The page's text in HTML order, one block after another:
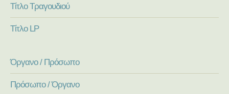
Τίτλο Τραγουδιού
Τίτλο LP
Όργανο / Πρόσωπο
Πρόσωπο / Όργανο